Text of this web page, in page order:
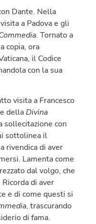
Dante. Nella
a Padova e gli
Tornato a
copia, ora
il Codice
con la sua
visita a Francesco
dellaDivina
sollecitazione con
sottolinea il
rivendica di aver
Lamenta come
dal volgo, che
di aver
e di come questi si
, trascurando
di fama.